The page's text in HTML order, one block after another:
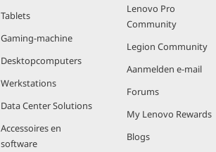
Tablets
Gaming-machine
Desktopcomputers
Werkstations
Data Center Solutions
Accessoires en
software
Lenovo Pro
Community
Legion Community
Aanmelden e-mail
Forums
My Lenovo Rewards
Blogs